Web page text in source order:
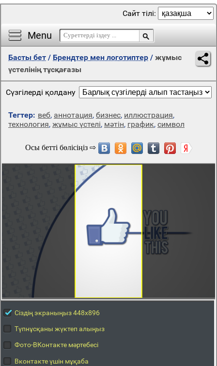
Menu
Сайт тілі:
Басты бет / Брендтер мен логотиптер / жұмыс
үстелінің тұсқағазы
Сүзгілерді қолдану
Тегтер: веб, аннотация, бизнес, иллюстрация,
технология, жұмыс үстелі, мәтін, график, символ
Сіздің экраныңыз 448x896
Түпнұсқаны жүктеп алыңыз
Фото-ВКонтакте мәртебесі
Вконтакте үшін мұқаба